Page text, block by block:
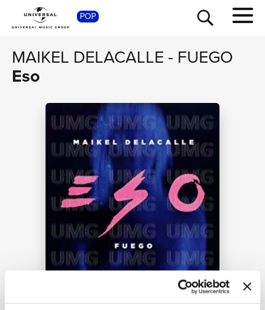
POP
MAIKEL DELACALLE- FUEGO
EsoSHOP
TOUR NEWS
RICERCA